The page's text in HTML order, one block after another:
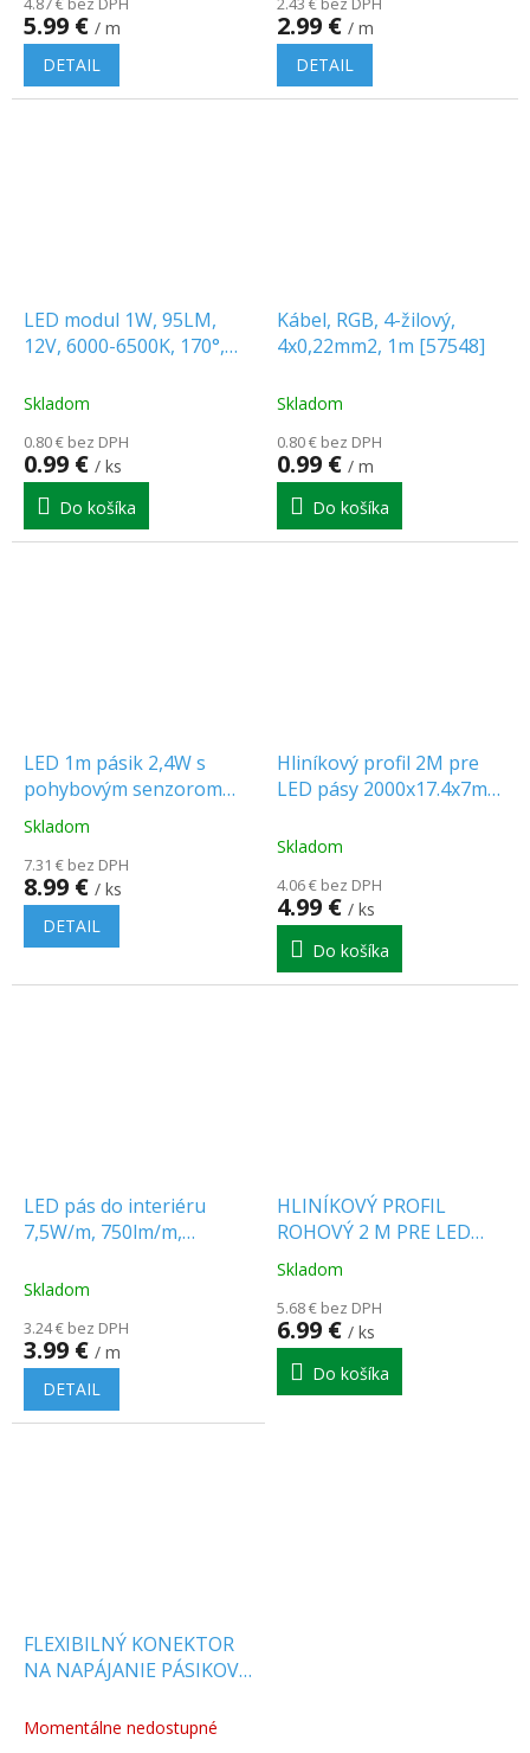
5.99 € / m
DETAIL
2.99 € / m
DETAIL
LED modul 1W, 95LM,
12V, 6000-6500K, 170°,
Skladom
0.80 € bez DPH
0.99 € / ks
Do košíka
Kábel, RGB, 4-žilový,
4x0,22mm2, 1m [57548]
Skladom
0.80 € bez DPH
0.99 € / m
Do košíka
LED 1m pásik 2,4W s
pohybovým senzorom
(4xAAA)
Priemerné
produktu
je
4.9
hviezdičiek.
Skladom
7.31 € bez DPH
8.99 € / ks
DETAIL
Hliníkový profil 2M pre
LED pásy 2000x17.4x7mm
Skladom
4.06 € bez DPH
4.99 € / ks
Do košíka
LED pás do interiéru
7,5W/m, 750lm/m,
24V, IP20
Skladom
3.24 € bez DPH
3.99 € / m
DETAIL
HLINÍKOVÝ PROFIL
ROHOVÝ 2 M PRE LED
PÁSY, 15,8 X 15,8 MM
Priemerné
produktu
je
5.0
Skladom
5.68 € bez DPH
6.99 € / ks
Do košíka
FLEXIBILNÝ KONEKTOR
NA NAPÁJANIE PÁSIKOV
Momentálne nedostupné